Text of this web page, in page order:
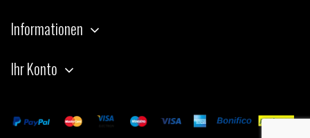
Informationen
Ihr Konto